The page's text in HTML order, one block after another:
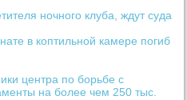
ночного клуба, ждут суда
в коптильной камере погиб
центра по борьбе с
на более чем 250 тыс.